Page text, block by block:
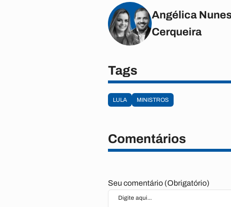
Angélica
Cerqueira
Tags
LULA MINISTROS
Comentários
Seu comentário (Obrigatório)